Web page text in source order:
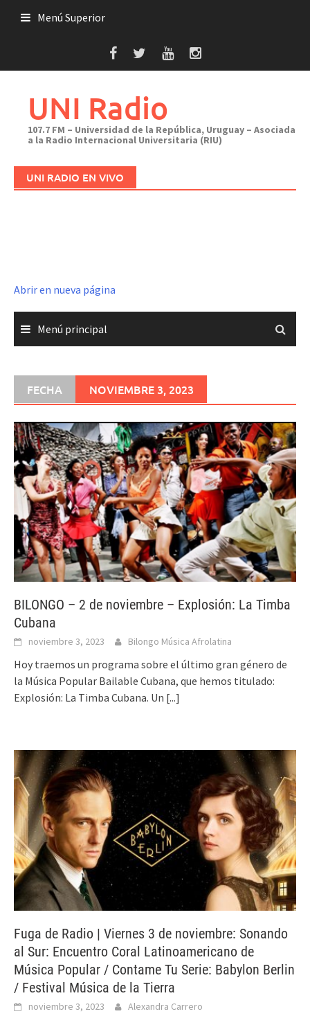
Menú Superior
UNI Radio
107.7 FM – Universidad de la República, Uruguay – Asociada
a la Radio Internacional Universitaria (RIU)
UNI RADIO EN VIVO
Abrir en nueva página
Menú principal
FECHA NOVIEMBRE 3, 2023
BILONGO – 2 de noviembre – Explosión: La Timba
Cubana
noviembre 3, 2023 Bilongo Música Afrolatina
Hoy traemos un programa sobre el último gran género de
la Música Popular Bailable Cubana, que hemos titulado:
Explosión: La Timba Cubana. Un [...]
Fuga de Radio | Viernes 3 de noviembre: Sonando
al Sur: Encuentro Coral Latinoamericano de
Música Popular / Contame Tu Serie: Babylon Berlin
/ Festival Música de la Tierra
noviembre 3, 2023 Alexandra Carrero